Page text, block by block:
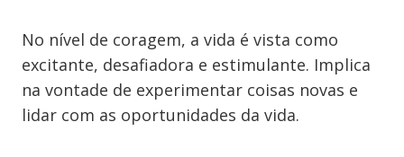
No nível de coragem, a vida é vista como
excitante, desafiadora e estimulante. Implica
na vontade de experimentar coisas novas e
lidar com as oportunidades da vida.